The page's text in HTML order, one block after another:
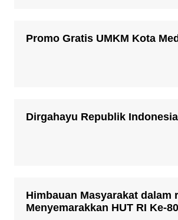
Promo Gratis UMKM Kota
Dirgahayu Republik
Himbauan Masyarakat dalam
Menyemarakkan HUT RI Ke-80